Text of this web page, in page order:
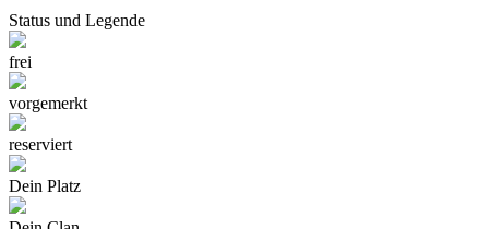
Status und Legende
frei
vorgemerkt
reserviert
Dein Platz